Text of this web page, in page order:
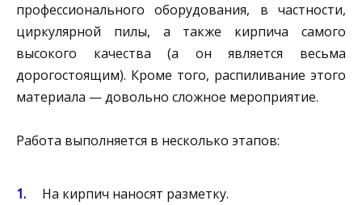
профессионального оборудования, в частности,
циркулярной пилы, а также кирпича самого
высокого качества (а он является весьма
дорогостоящим). Кроме того, распиливание этого
материала — довольно сложное мероприятие.
Работа выполняется в несколько этапов:
На кирпич наносят разметку.